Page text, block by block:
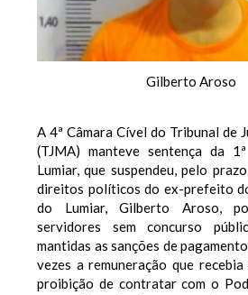
Gilberto Aroso
A 4ª Câmara Cível do Tribunal de
(TJMA) manteve sentença da
Lumiar, que suspendeu, pelo
direitos políticos do ex-prefeito
do Lumiar, Gilberto Aroso,
servidores sem concurso
mantidas as sanções de
vezes a remuneração que
proibição de contratar com o